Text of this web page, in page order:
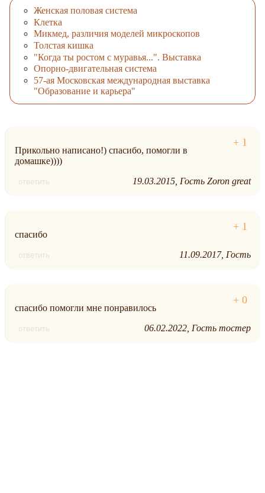
Женская половая система
Клетка
Микмед, различия моделей микроскопов
Толстая кишка
"Когда ты ростом с муравья...". Выставка
Опорно-двигательная система
57-ая Московская международная выставка
"Образование и карьера"
Прикольно написано!) спасибо, помогли в
домашке))))
ответить 19.03.2015 Гость Zoron great
спасибо
ответить 11.09.2017 Гость
спасибо помогли мне понравилось
ответить 06.02.2022 Гость тостер